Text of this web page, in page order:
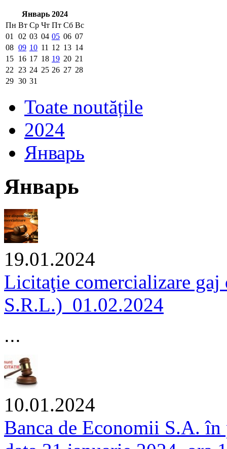
Январь 2024
Пн Вт Ср Чт Пт Сб Вс
01
02 03 04 05 06 07
08 09 10 11 12 13 14
15 16 17 18 19 20 21
22
23 24 25 26 27 28
29 30 31
Toate noutățile
2024
Январь
Январь
19.01.2024
Licitaţie comercializare
S.R.L.)_01.02.2024
...
10.01.2024
Banca de Economii S.A. în